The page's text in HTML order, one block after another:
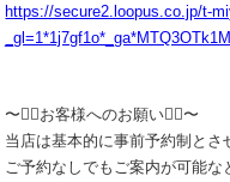
https://secure2.loopus.co.jp/t-
〜🙇‍♂️お客様へのお願い🙇‍♂️〜
当店は基本的に事前予約制とさ
ご予約なしでもご案内が可能